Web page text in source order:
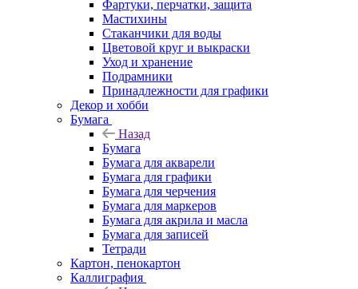
Фартуки, перчатки, защита
Мастихины
Стаканчики для воды
Цветовой круг и выкраски
Уход и хранение
Подрамники
Принадлежности для графики
Декор и хобби
Бумага
Назад
Бумага
Бумага для акварели
Бумага для графики
Бумага для черчения
Бумага для маркеров
Бумага для акрила и масла
Бумага для записей
Тетради
Картон, пенокартон
Каллиграфия